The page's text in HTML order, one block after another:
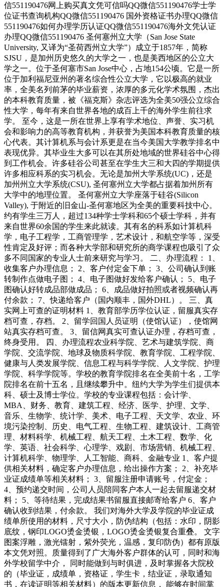
信551190476网上购买真文凭可信吗QQ微信551190476学士学
位证书查询机构QQ微信551190476 国外资格证书办理QQ微信
551190476如何办理学历认证QQ微信551190476海外文凭认证
办理QQ微信551190476 圣何塞州立大学（San Jose State
University, 又译为“圣荷西州立大学”）成立于1857年，简称
SJSU，是加州历史悠久的大学之一，也是美西地区的公立大
学之一。位于圣何塞市San Jose中心，占地154公顷。它是一所
位于加利福尼亚州的著名综合性公立大学，它以极高的就业
率，全美名列前茅的毕业薪资，浓厚的多元化学术氛围，杰出
的本科教育质量，被《福克斯》杂志评选为全美50强公立综合
性大学，每年有来自世界各地的成百上千的海外学生前往求
学。 至今，这是一所在世界上享有学术地位、声誉、实习机
会和影响力的高等教育机构，并获誉为美国本科教育质量的核
心代表。其计算机系与会计系更是在当今美国大学教学排名中
表现优异。其毕业生大多可以在其所处地域的世界硅谷中心得
到工作机会。许多硅谷公司甚至在学生大三和大四的学期提供
许多相应科系的实习机会。无论是加州大学系统(UC)，还是
加州州立大学系统(CSU), 圣何塞州立大学都占据着加州所有
大学中的地理位置。 圣何塞州立大学座落于硅谷(Silicon
Valley), 于附近的旧金山-圣何塞地区为全美的重要科技中心。
约有学生三万人，超过134种学士学科和65个硕士学科，并有
来自世界60余国的学生来此就读。其有名的科系如计算机科
学，电子工程学，工商管理学，艺术设计，和航空学等，深受
性肯定及好评；而各种大学部和研究所的商学课程也吸引了众
多不同国家的专业人士前来研究与学习。 二、办理流程： 1、
收集客户办理信息； 2、客户付定金下单； 3、公司确认到账
转制作点做电子图； 4、电子图做好发给客户确认； 5、电子
图确认好转成品部做成品； 6、成品做好拍照或者视频确认再
付余款； 7、快递给客户（国内顺丰，国外DHL）。 三、真
实网上可查的证明材料 1、教育部学历学位认证，留服真实存
档可查，存档。 2、留学回国人员证明（使馆认证），使馆网
站真实存档可查。 3、留信网真实可查认证办理，存档可查，
终身受用。 四、办理流程农业科学院、艺术与建筑学院、商
学院、交流学院、地球及物质科学院、教育学院、工程学院、
健康与人类发展学院、信息工程与科学学院、人文学院、护理
学院、科学学院等。学校的教育学院排名在全美前十名，工学
院排名在前十五名，且继续攀升中。纽约大学为学生们提供本
科、硕士及博士学位。学校的专业课程包括：会计学、
MBA、财务、教育、建筑工程、经济、医学、护理、文学、
音乐、生物学、统计学、美术、电子工程、天文学、农业、环
境污染控制、历史、电气工程、生物工程、建筑设计、工商管
理、材料科学、机械工程、航天工程、土木工程、数学、化
学、英语、社会科学、心理学、戏剧、市场营销、机械工程、
计算机科学、物理学、人工智能、商科、金融专业 1、客户提
供相关材料，确定客户办理信息，给出操作方案； 2、补充毕
业证成绩单等相关材料； 3、留服注册申请账号，付定金；
4、预约递交时间，公司人员陪同客户本人一起去留服递交材
料； 5、等待结果，完成结果书留服直接邮寄给客户 6、客户
确认收到结果，付余款。 我们对海外大学及学院的毕业证成
绩单所使用的材料，尺寸大小，防伪结构（包括：水印，阴影
底纹，钢印LOGO烫金烫银，LOGO烫金烫银复合重叠。 文字
图案浮雕，激光镭射，紫外荧光，温感，复印防伪）都有原版
本文凭对照。质量得到了广大海外客户群体的认可，同时和海
外学校留学中介， 同时能做到与时俱进，及时掌握各大院校
的（毕业证，成绩单，资格证，学生卡，结业证，录取通知
书，在读证明等相关材料）的版本更新信息， 能够在时间掌